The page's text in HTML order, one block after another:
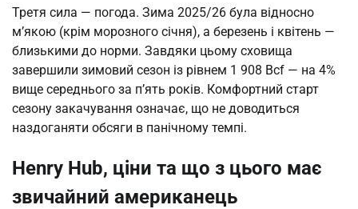
Третя сила — погода. Зима 2025/26 була відносно
м’якою (крім морозного січня), а березень і квітень —
близькими до норми. Завдяки цьому сховища
завершили зимовий сезон із рівнем 1 908 Bcf — на 4%
вище середнього за п’ять років. Комфортний старт
сезону закачування означає, що не доводиться
наздоганяти обсяги в панічному темпі.
Henry Hub, ціни та що з цього має
звичайний американець